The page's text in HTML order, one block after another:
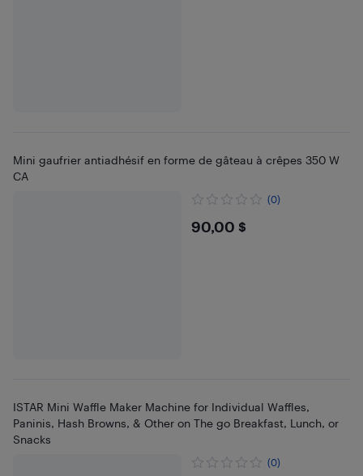
Mini gaufrier antiadhésif en forme de gâteau à crêpes 350 W
CA
(0)
$90
90,00 $
ISTAR Mini Waffle Maker Machine for Individual Waffles,
Paninis, Hash Browns, & Other on The go Breakfast, Lunch, or
Snacks
(0)